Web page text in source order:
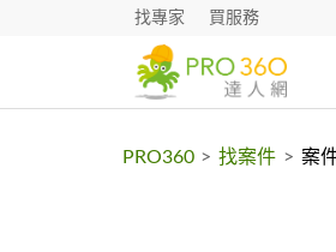
找專家 買服務
PRO360 > 找案件 > 案